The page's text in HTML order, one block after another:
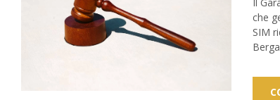
che
SIM